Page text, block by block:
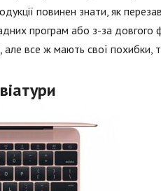
повинен знати, як
програм або з-за довгого
все ж мають свої похибки,